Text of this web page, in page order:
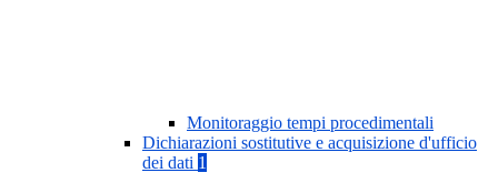
Monitoraggio tempi procedimentali
Dichiarazioni sostitutive e acquisizione d'ufficio
dei dati 1